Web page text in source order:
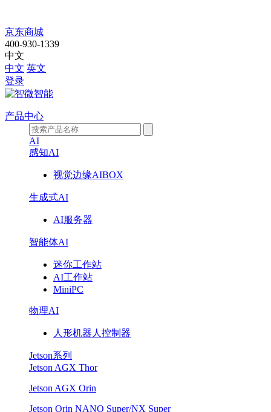
EVC-
2310
京东商城
400-930-1339
中文
中文 英文
登录
产品中心
AI
感知AI
视觉边缘AIBOX
生成式AI
AI服务器
智能体AI
迷你工作站
AI工作站
MiniPC
物理AI
人形机器人控制器
Jetson系列
Jetson AGX Thor
Jetson AGX Orin
Jetson Orin NANO Super/NX Super